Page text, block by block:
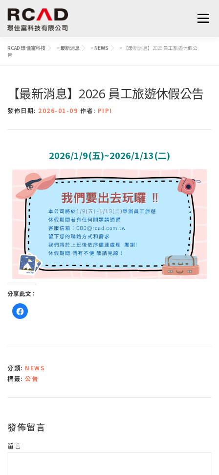
選單
支援與學習 關於我們 聯絡我們 鋼筋學堂
RCAD 璟佳富科技 > 最新消息 >NEWS > 【最新消息】2026 員工旅遊休假公
告
【最新消息】2026 員工旅遊休假公告
發佈日期: 2026-01-09 作者: PIPI
2026/1/9(五)~2026/1/13(二)
分享此文：
按
一
e
o
中
開
分類: NEWS
標籤: 公告
發佈留言
留言